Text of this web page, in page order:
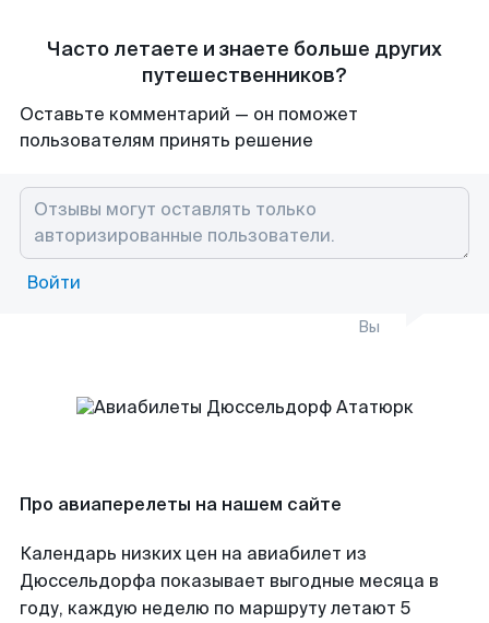
Часто летаете и знаете больше других
путешественников?
Оставьте комментарий — он поможет
пользователям принять решение
Войти
Вы
Про авиаперелеты на нашем сайте
Календарь низких цен на авиабилет из
Дюссельдорфа показывает выгодные месяца в
году, каждую неделю по маршруту летают 5